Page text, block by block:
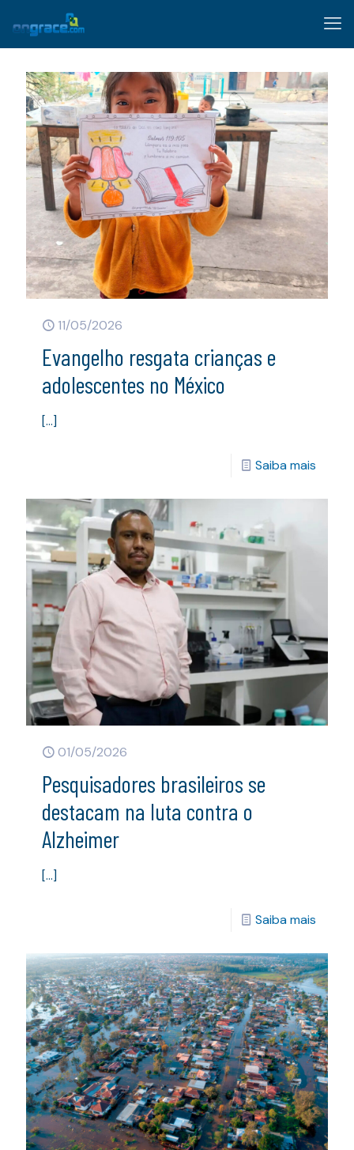
11/05/2026
Evangelho resgata crianças e
adolescentes no México
[…]
Saiba mais
01/05/2026
Pesquisadores brasileiros se
destacam na luta contra o
Alzheimer
[…]
Saiba mais